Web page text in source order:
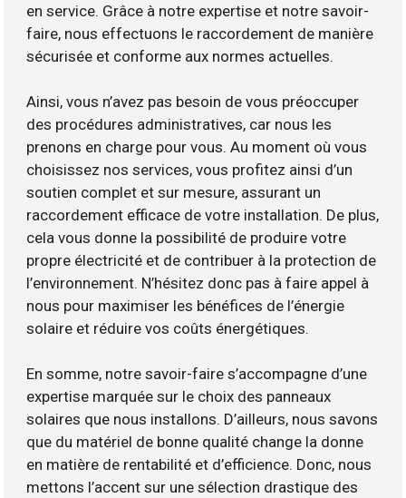
en service. Grâce à notre expertise et notre savoir-
faire, nous effectuons le raccordement de manière
sécurisée et conforme aux normes actuelles.
Ainsi, vous n’avez pas besoin de vous préoccuper
des procédures administratives, car nous les
prenons en charge pour vous. Au moment où vous
choisissez nos services, vous profitez ainsi d’un
soutien complet et sur mesure, assurant un
raccordement efficace de votre installation. De plus,
cela vous donne la possibilité de produire votre
propre électricité et de contribuer à la protection de
l’environnement. N’hésitez donc pas à faire appel à
nous pour maximiser les bénéfices de l’énergie
solaire et réduire vos coûts énergétiques.
En somme, notre savoir-faire s’accompagne d’une
expertise marquée sur le choix des panneaux
solaires que nous installons. D’ailleurs, nous savons
que du matériel de bonne qualité change la donne
en matière de rentabilité et d’efficience. Donc, nous
mettons l’accent sur une sélection drastique des